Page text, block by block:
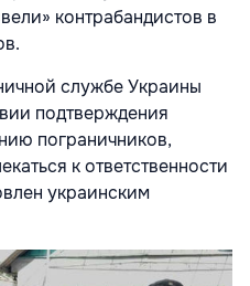
контрабандистов в
службе Украины
подтверждения
пограничников,
к ответственности
украинским